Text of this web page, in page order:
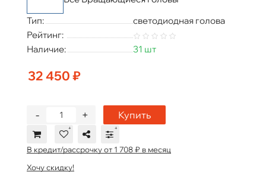
Тип:
светодиодная голова
Рейтинг:
Наличие:
31 шт
32 450 ₽
+
- Купить
В кредит/рассрочку от 1 708 ₽ в месяц
Хочу скидку!